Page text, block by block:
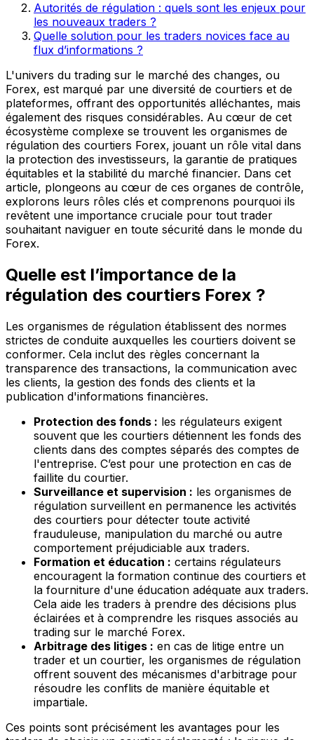
Autorités de régulation : quels sont les enjeux pour
les nouveaux traders ?
Quelle solution pour les traders novices face au
flux d’informations ?
L'univers du trading sur le marché des changes, ou
Forex, est marqué par une diversité de courtiers et de
plateformes, offrant des opportunités alléchantes, mais
également des risques considérables. Au cœur de cet
écosystème complexe se trouvent les organismes de
régulation des courtiers Forex, jouant un rôle vital dans
la protection des investisseurs, la garantie de pratiques
équitables et la stabilité du marché financier. Dans cet
article, plongeons au cœur de ces organes de contrôle,
explorons leurs rôles clés et comprenons pourquoi ils
revêtent une importance cruciale pour tout trader
souhaitant naviguer en toute sécurité dans le monde du
Forex.
Quelle est l’importance de la
régulation des courtiers Forex ?
Les organismes de régulation établissent des normes
strictes de conduite auxquelles les courtiers doivent se
conformer. Cela inclut des règles concernant la
transparence des transactions, la communication avec
les clients, la gestion des fonds des clients et la
publication d'informations financières.
Protection des fonds : les régulateurs exigent
souvent que les courtiers détiennent les fonds des
clients dans des comptes séparés des comptes de
l'entreprise. C’est pour une protection en cas de
faillite du courtier.
Surveillance et supervision : les organismes de
régulation surveillent en permanence les activités
des courtiers pour détecter toute activité
frauduleuse, manipulation du marché ou autre
comportement préjudiciable aux traders.
Formation et éducation : certains régulateurs
encouragent la formation continue des courtiers et
la fourniture d'une éducation adéquate aux traders.
Cela aide les traders à prendre des décisions plus
éclairées et à comprendre les risques associés au
trading sur le marché Forex.
Arbitrage des litiges : en cas de litige entre un
trader et un courtier, les organismes de régulation
offrent souvent des mécanismes d'arbitrage pour
résoudre les conflits de manière équitable et
impartiale.
Ces points sont précisément les avantages pour les